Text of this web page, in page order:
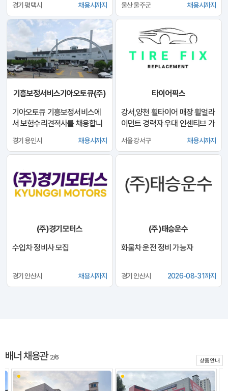
경기 평택시 채용시까지 울산 울주군 채용시까지
기흥보정서비스기아오토큐(주)
기아오토큐 기흥보정서비스에
서 보험수리견적사를 채용합니
다.
경기 용인시 채용시까지
타이어픽스
강서,양천 휠타이어 매장 휠얼라
이먼트 경력자 우대 인센티브 가
서울 강서구 채용시까지
(주)경기모터스
수입차 정비사 모집
경기 안산시 채용시까지
(주)태승운수
화물차 운전 정비 가능자
경기 안산시 2026-08-31까지
배너 채용관 2/6 상품안내